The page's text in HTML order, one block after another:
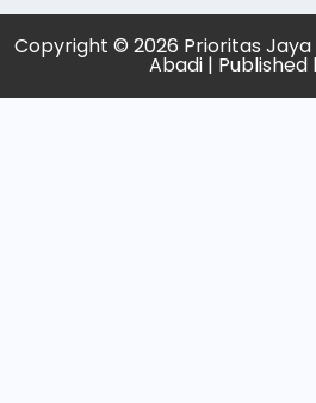
Copyright © 2026 Prioritas
Abadi | Published